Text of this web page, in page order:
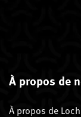
À propos de
À propos de